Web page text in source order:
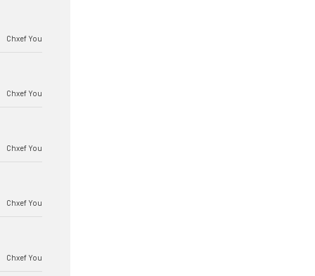
Chxef You
Chxef You
Chxef You
Chxef You
Chxef You